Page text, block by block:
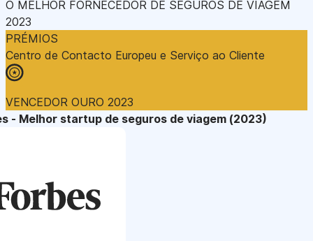
O MELHOR FORNECEDOR DE SEGUROS DE VIAGEM
2023
PRÉMIOS
Centro de Contacto Europeu e Serviço ao Cliente
VENCEDOR OURO 2023
- Melhor startup de seguros de viagem (2023)